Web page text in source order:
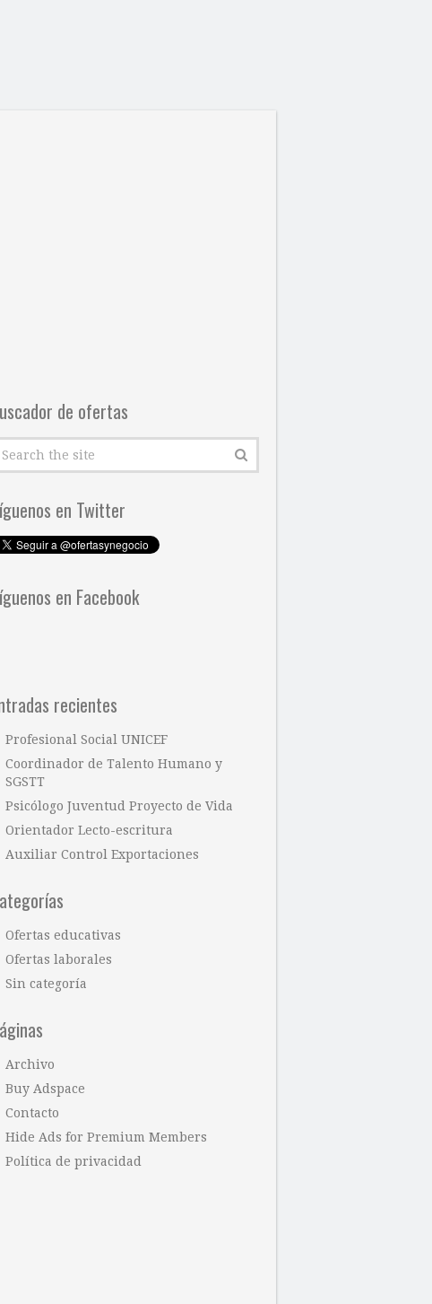
de ofertas
en Twitter
en Facebook
recientes
Profesional Social UNICEF
Coordinador de Talento Humano y
SGSTT
Psicólogo Juventud Proyecto de Vida
Orientador Lecto-escritura
Auxiliar Control Exportaciones
Ofertas educativas
Ofertas laborales
Sin categoría
Archivo
Buy Adspace
Contacto
Hide Ads for Premium Members
Política de privacidad